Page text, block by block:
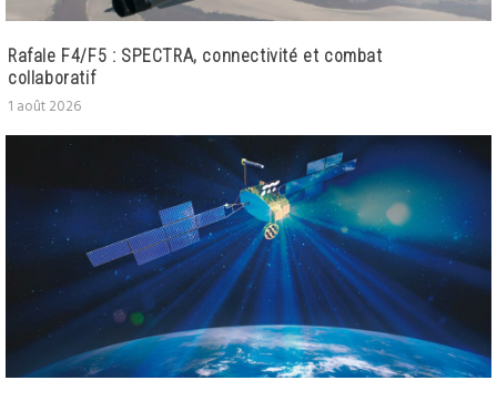
Rafale F4/F5 : SPECTRA, connectivité et combat
collaboratif
1 août 2026